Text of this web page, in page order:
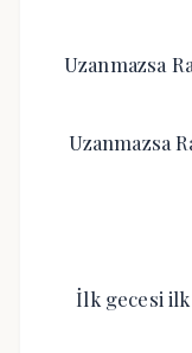
Uzanmazsa
Uzanmazsa
İlk gecesi